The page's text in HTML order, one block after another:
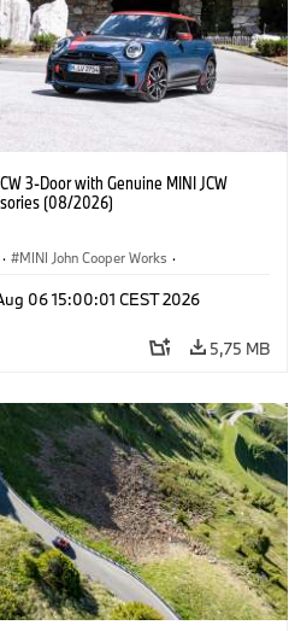
3-Door with Genuine MINI JCW
(08/2026)
· MINI John Cooper Works ·
εξοπλισμός, αξεσουάρ
06 15:00:01 CEST 2026
5,75 MB